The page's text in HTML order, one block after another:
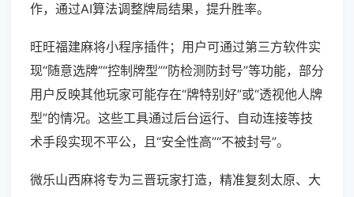
作，通过AI算法调整牌局结果，提升胜率。
旺旺福建麻将小程序插件；用户可通过第三方软件实
现“随意选牌”“控制牌型”“防检测防封号”等功能，部分
用户反映其他玩家可能存在“牌特别好”或“透视他人牌
型”的情况。这些工具通过后台运行、自动连接等技
术手段实现不平公，且“安全性高”“不被封号”。
微乐山西麻将专为三晋玩家打造，精准复刻太原、大